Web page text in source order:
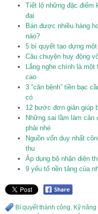
Tiết lộ những đặc điểm
đại
Bán được nhiều hàng
nào?
5 bí quyết tạo dựng
Câu chuyện huy động
Lắng nghe chính là
cao
3 “căn bệnh” tiền bạc
có
12 bước đơn giản giúp
Những sai lầm làm cản
phải nhé
Nguồn vốn duy nhất
thu
Áp dụng bộ nhận diện
9 yếu tố nền tảng của
Bí quyết thành công Kỹ